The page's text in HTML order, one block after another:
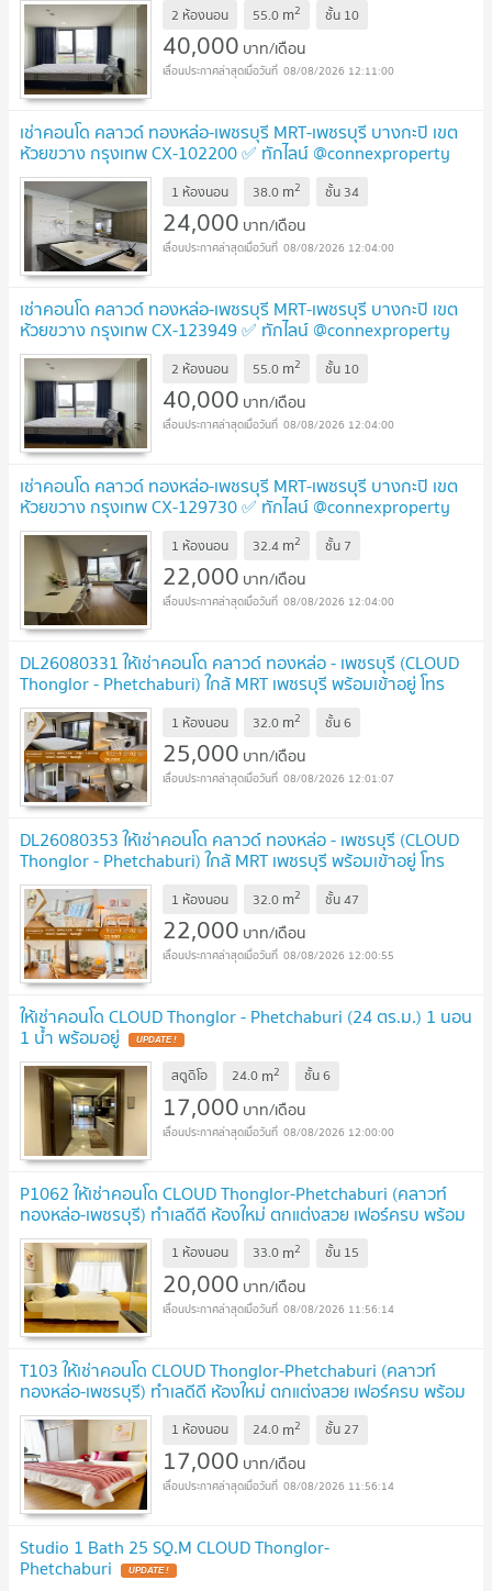
2 ห้องนอน 55.0 m2 ชั้น 10
40,000 บาท/เดือน
08/08/2026 12:11:00
เช่าคอนโด คลาวด์ ทองหล่อ-เพชรบุรี MRT-เพชรบุรี บางกะปิ เขต
ห้วยขวาง กรุงเทพ CX-102200 ✅ ทักไลน์ @connexproperty
ตอบทันที ทีมงานมืออาชีพ ✅
1 ห้องนอน 38.0 m2 ชั้น 34
24,000 บาท/เดือน
08/08/2026 12:04:00
เช่าคอนโด คลาวด์ ทองหล่อ-เพชรบุรี MRT-เพชรบุรี บางกะปิ เขต
ห้วยขวาง กรุงเทพ CX-123949 ✅ ทักไลน์ @connexproperty
ตอบทันที ทีมงานมืออาชีพ ✅
2 ห้องนอน 55.0 m2 ชั้น 10
40,000 บาท/เดือน
08/08/2026 12:04:00
เช่าคอนโด คลาวด์ ทองหล่อ-เพชรบุรี MRT-เพชรบุรี บางกะปิ เขต
ห้วยขวาง กรุงเทพ CX-129730 ✅ ทักไลน์ @connexproperty
ตอบทันที ทีมงานมืออาชีพ ✅
1 ห้องนอน 32.4 m2 ชั้น 7
22,000 บาท/เดือน
08/08/2026 12:04:00
DL26080331 ให้เช่าคอนโด คลาวด์ ทองหล่อ - เพชรบุรี (CLOUD
Thonglor - Phetchaburi) ใกล้ MRT เพชรบุรี พร้อมเข้าอยู่ โทร
ด่วน 0638692663 LineID @952jdxxk
1 ห้องนอน 32.0 m2 ชั้น6
25,000 บาท/เดือน
08/08/2026 12:01:07
DL26080353 ให้เช่าคอนโด คลาวด์ ทองหล่อ - เพชรบุรี (CLOUD
Thonglor - Phetchaburi) ใกล้ MRT เพชรบุรี พร้อมเข้าอยู่ โทร
ด่วน 0653619502 LineID @952jdxxk
1 ห้องนอน 32.0 m2 ชั้น47
22,000 บาท/เดือน
08/08/2026 12:00:55
ให้เช่าคอนโด CLOUD Thonglor - Phetchaburi (24 ตร.ม.) 1 นอน
1 น้ำ พร้อมอยู่
สตูดิโอ 24.0 m2 ชั้น6
17,000 บาท/เดือน
08/08/2026 12:00:00
P1062 ให้เช่าคอนโด CLOUD Thonglor-Phetchaburi (คลาวท์
ทองหล่อ-เพชรบุรี) ทำเลดีดี ห้องใหม่ ตกแต่งสวย เฟอร์ครบ พร้อม
เข้าอยู่
1 ห้องนอน 33.0 m2 ชั้น 15
20,000 บาท/เดือน
08/08/2026 11:56:14
T103 ให้เช่าคอนโด CLOUD Thonglor-Phetchaburi (คลาวท์
ทองหล่อ-เพชรบุรี) ทำเลดีดี ห้องใหม่ ตกแต่งสวย เฟอร์ครบ พร้อม
เข้าอยู่
1 ห้องนอน 24.0 m2 ชั้น27
17,000 บาท/เดือน
08/08/2026 11:56:14
Studio 1 Bath 25 SQ.M CLOUD Thonglor-
Phetchaburi